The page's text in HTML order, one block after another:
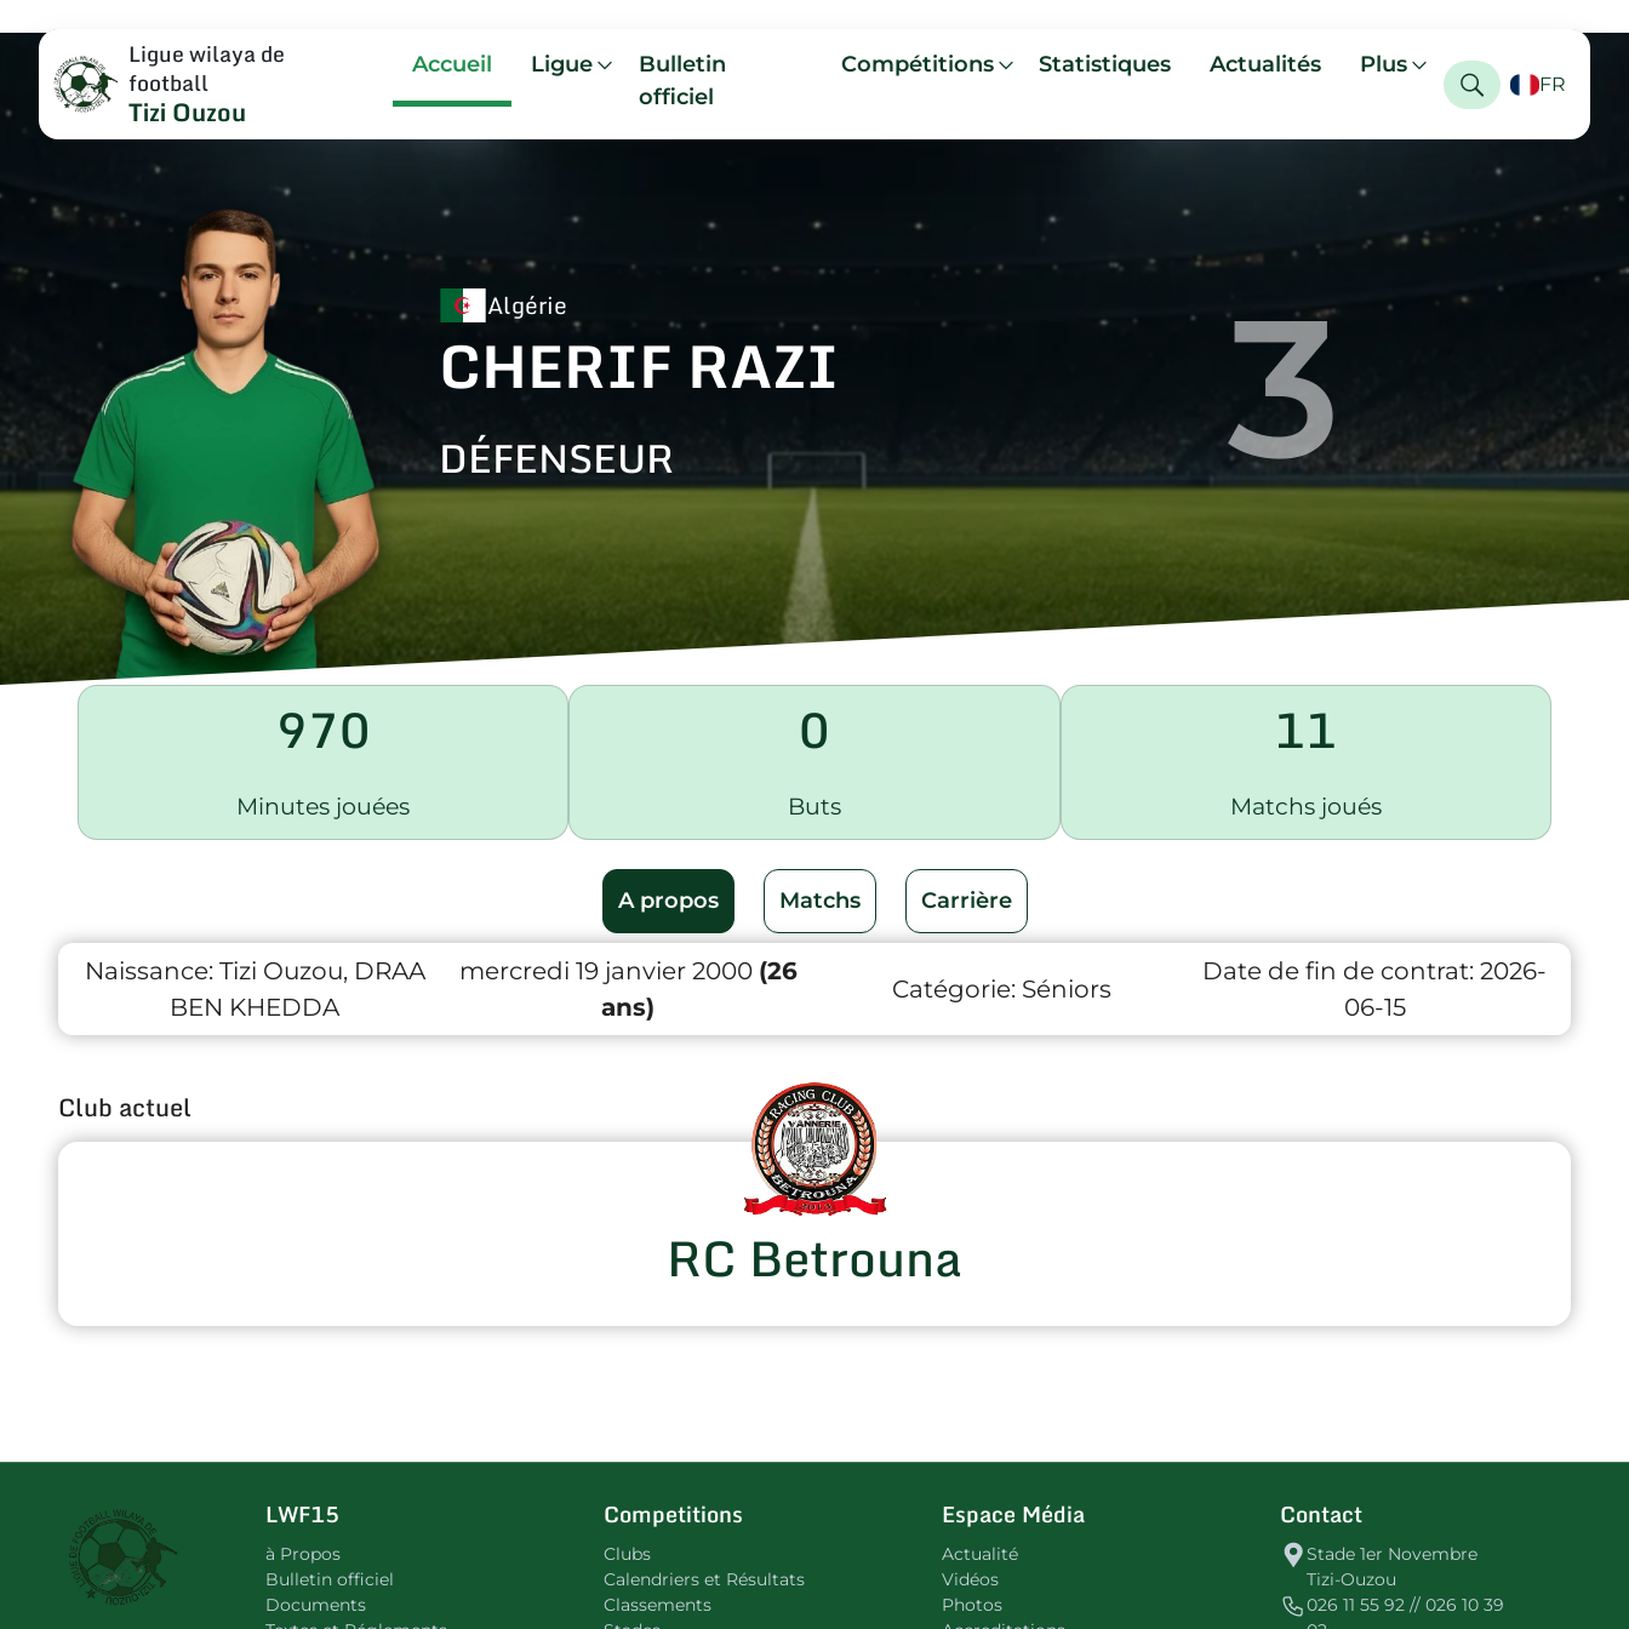
Ligue wilaya de
football
Tizi Ouzou
Accueil Ligue
Bulletin
officiel
Compétitions Statistiques Actualités Plus
FR
Algérie
CHERIF RAZI
DÉFENSEUR 3
970
Minutes jouées
0
Buts
11
Matchs joués
A propos Matchs Carrière
Naissance: Tizi Ouzou, DRAA
BEN KHEDDA
mercredi 19 janvier 2000 (26
ans)
Catégorie: Séniors
Date de fin de contrat: 2026-
06-15
Club actuel
RC Betrouna
LWF15
à Propos
Bulletin officiel
Documents
Competitions
Clubs
Calendriers et Résultats
Classements
Espace Média
Actualité
Vidéos
Photos
Contact
Stade 1er Novembre
Tizi-Ouzou
026 11 55 92 // 026 10 39